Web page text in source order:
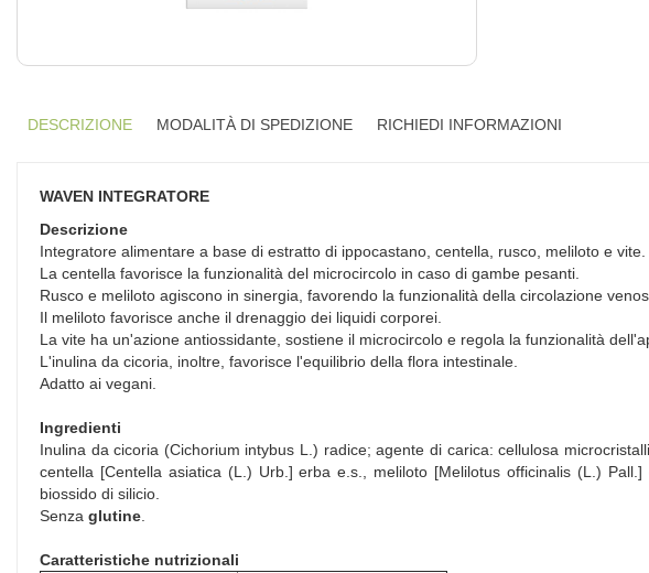
DESCRIZIONE MODALITÀ DI SPEDIZIONE RICHIEDI INFORMAZIONI
WAVEN INTEGRATORE
Descrizione
Integratore alimentare a base di estratto di ippocastano, centella, rusco, meliloto e vite.
La centella favorisce la funzionalità del microcircolo in caso di gambe pesanti.
Rusco e meliloto agiscono in sinergia, favorendo la funzionalità della circolazione
Il meliloto favorisce anche il drenaggio dei liquidi corporei.
La vite ha un'azione antiossidante, sostiene il microcircolo e regola la funzionalità
L'inulina da cicoria, inoltre, favorisce l'equilibrio della flora intestinale.
Adatto ai vegani.
Ingredienti
Inulina da cicoria (Cichorium intybus L.) radice; agente di carica: cellulosa
centella [Centella asiatica (L.) Urb.] erba e.s., meliloto [Melilotus officinalis (L.)
biossido di silicio.
Senza glutine
Caratteristiche nutrizionali